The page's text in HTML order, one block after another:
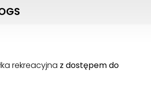
rekreacyjna z dostępem do